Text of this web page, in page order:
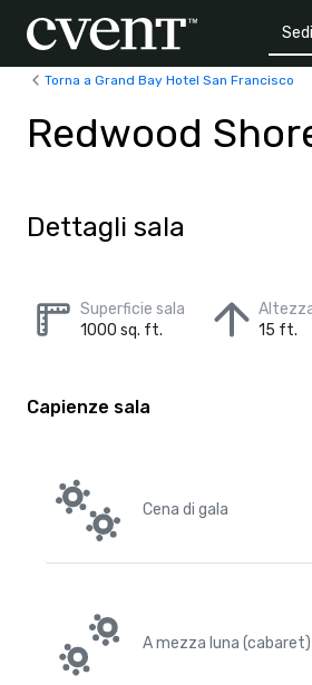
Sedi
Torna a Grand Bay Hotel San Francisco
Redwood
Dettagli sala
Superficie sala
1000 sq. ft.
15 ft.
Capienze sala
Cena di gala
A mezza luna (cabaret)